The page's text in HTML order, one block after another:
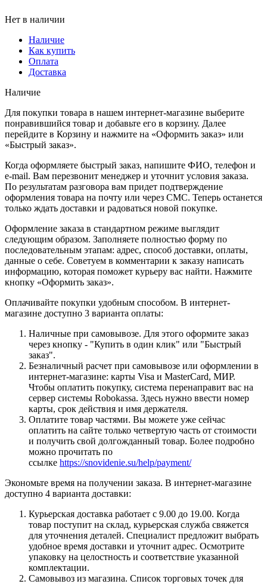
Нет в наличии
Наличие
Как купить
Оплата
Доставка
Наличие
Для покупки товара в нашем интернет-магазине выберите
понравившийся товар и добавьте его в корзину. Далее
перейдите в Корзину и нажмите на «Оформить заказ» или
«Быстрый заказ».
Когда оформляете быстрый заказ, напишите ФИО, телефон и
e-mail. Вам перезвонит менеджер и уточнит условия заказа.
По результатам разговора вам придет подтверждение
оформления товара на почту или через СМС. Теперь останется
только ждать доставки и радоваться новой покупке.
Оформление заказа в стандартном режиме выглядит
следующим образом. Заполняете полностью форму по
последовательным этапам: адрес, способ доставки, оплаты,
данные о себе. Советуем в комментарии к заказу написать
информацию, которая поможет курьеру вас найти. Нажмите
кнопку «Оформить заказ».
Оплачивайте покупки удобным способом. В интернет-
магазине доступно 3 варианта оплаты:
Наличные при самовывозе. Для этого оформите заказ
через кнопку - "Купить в один клик" или "Быстрый
заказ".
Безналичный расчет при самовывозе или оформлении в
интернет-магазине: карты Visa и MasterCard, МИР.
Чтобы оплатить покупку, система перенаправит вас на
сервер системы Robokassa. Здесь нужно ввести номер
карты, срок действия и имя держателя.
Оплатите товар частями. Вы можете уже сейчас
оплатить на сайте только четвертую часть от стоимости
и получить свой долгожданный товар. Более подробно
можно прочитать по
ссылке https://snovidenie.su/help/payment/
Экономьте время на получении заказа. В интернет-магазине
доступно 4 варианта доставки:
Курьерская доставка работает с 9.00 до 19.00. Когда
товар поступит на склад, курьерская служба свяжется
для уточнения деталей. Специалист предложит выбрать
удобное время доставки и уточнит адрес. Осмотрите
упаковку на целостность и соответствие указанной
комплектации.
Самовывоз из магазина. Список торговых точек для